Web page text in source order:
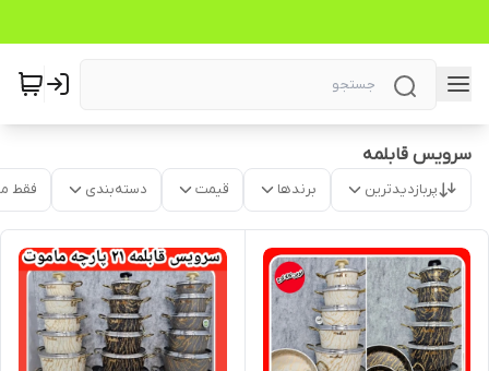
سرویس قابلمه
پربازدیدترین برندها قیمت دسته‌بندی فقط